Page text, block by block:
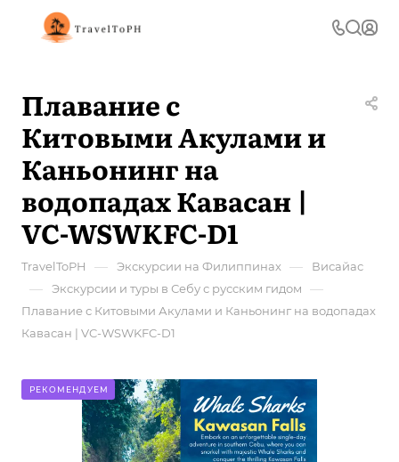
Плавание с
Китовыми Акулами и
Каньонинг на
водопадах Кавасан |
VC-WSWKFC-D1
TravelToPH — Экскурсии на Филиппинах — Висайас
— Экскурсии и туры в Себу с русским гидом —
Плавание с Китовыми Акулами и Каньонинг на водопадах
Кавасан | VC-WSWKFC-D1
РЕКОМЕНДУЕМ